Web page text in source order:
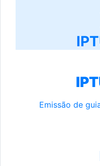
Emissão de